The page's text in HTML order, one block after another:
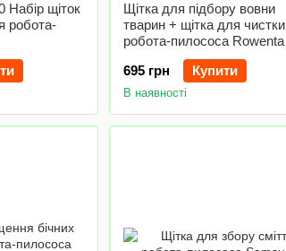
Набір щіток
робота-
Щітка для підбору вовни
тварин + щітка для чистки
робота-пилососа Rowenta
ZR177003
695 грн
Купити
В наявності